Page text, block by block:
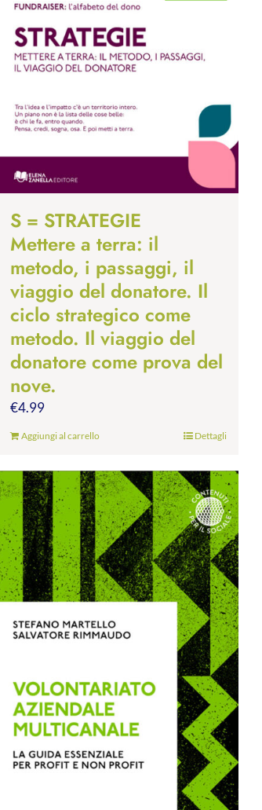
S = STRATEGIE
Mettere a terra: il
metodo, i passaggi, il
viaggio del donatore. Il
ciclo strategico come
metodo. Il viaggio del
donatore come prova del
nove.
€4.99
Aggiungi al carrello Dettagli